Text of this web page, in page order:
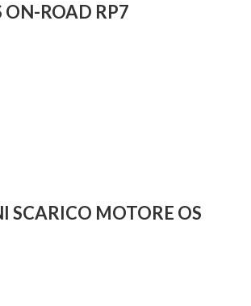
ON-ROAD RP7
SCARICO MOTORE OS